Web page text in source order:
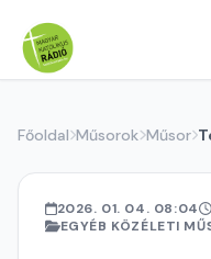
Főoldal Műsorok Műsor
2026. 01. 04. 08:04
EGYÉB KÖZÉLETI